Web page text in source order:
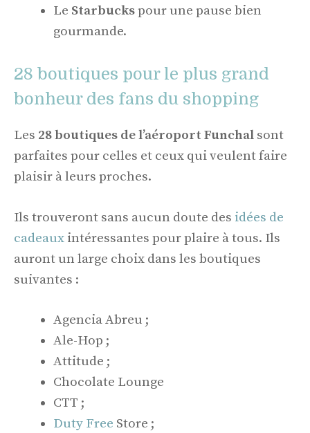
Le Starbuckspour une pause bien
gourmande.
28 boutiques pour le plus grand
bonheur des fans du shopping
Les 28 boutiques de l’aéroport Funchal sont
parfaites pour celles et ceux qui veulent faire
plaisir à leurs proches.
Ils trouveront sans aucun doute des idées de
cadeaux intéressantes pour plaire à tous. Ils
auront un large choix dans les boutiques
suivantes :
Agencia Abreu ;
Ale-Hop ;
Attitude ;
Chocolate Lounge
CTT ;
Duty Free Store ;